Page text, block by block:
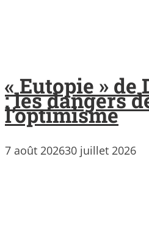
« Eutopie »
: les dangers
l’optimisme
7 août 202630 juillet 2026